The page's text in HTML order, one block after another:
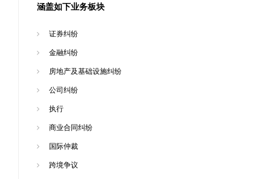
涵盖如下业务板块
证券纠纷
金融纠纷
房地产及基础设施纠纷
公司纠纷
执行
商业合同纠纷
国际仲裁
跨境争议